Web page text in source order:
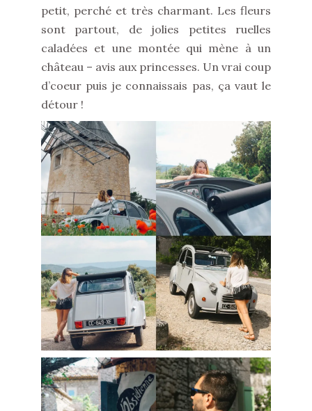
petit, perché et très charmant. Les fleurs
sont partout, de jolies petites ruelles
caladées et une montée qui mène à un
château – avis aux princesses. Un vrai coup
d’coeur puis je connaissais pas, ça vaut le
détour !